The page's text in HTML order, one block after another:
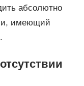
абсолютно
имеющий